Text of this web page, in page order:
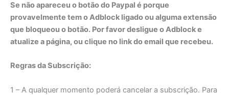
Se não apareceu o botão do Paypal é porque
provavelmente tem o Adblock ligado ou alguma extensão
que bloqueou o botão. Por favor desligue o Adblock e
atualize a página, ou clique no link do email que recebeu.
Regras da Subscrição:
1 – A qualquer momento poderá cancelar a subscrição. Para